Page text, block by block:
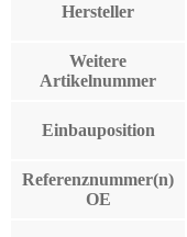
Hersteller
Weitere
Artikelnummer
Einbauposition
Referenznummer(n)
OE